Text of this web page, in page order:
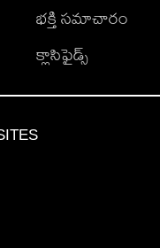
భక్తి సమాచారం
క్లాసిఫైడ్స్